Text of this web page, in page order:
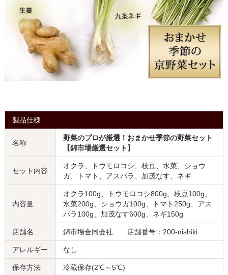
製品仕様
名称
野菜のプロが厳選！おまかせ季節の野菜セット
【錦市場厳選セット】
セット内容
オクラ、トウモロコシ、枝豆、水菜、ショウ
ガ、トマト、アスパラ、加茂なす、ネギ
内容量
オクラ100g、トウモロコシ800g、枝豆100g、
水菜200g、ショウガ100g、トマト250g、アス
パラ100g、加茂なす600g、ネギ150g
店舗名 錦市場合同会社 店舗番号：200-nishiki
アレルギー なし
保存方法 冷蔵保存(2℃～5℃)